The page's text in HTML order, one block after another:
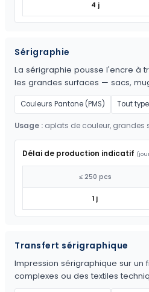
4 j
Sérigraphie
La sérigraphie pousse l'encre à
les grandes surfaces — sacs,
Couleurs Pantone (PMS) Tout
Usage : aplats de couleur, grandes
Délai de production indicatif
≤ 250 pcs
1 j
Transfert sérigraphique
Impression sérigraphique sur
complexes ou des textiles